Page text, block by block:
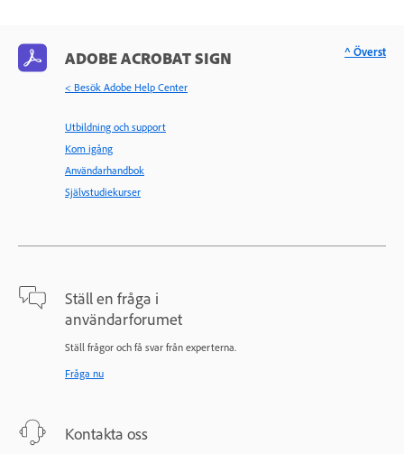
ADOBE ACROBAT SIGN
< Besök Adobe Help Center
Utbildning och support
Kom igång
Användarhandbok
Självstudiekurser
Ställ en fråga i
användarforumet
Ställ frågor och få svar från experterna.
Fråga nu
Kontakta oss
^ Överst